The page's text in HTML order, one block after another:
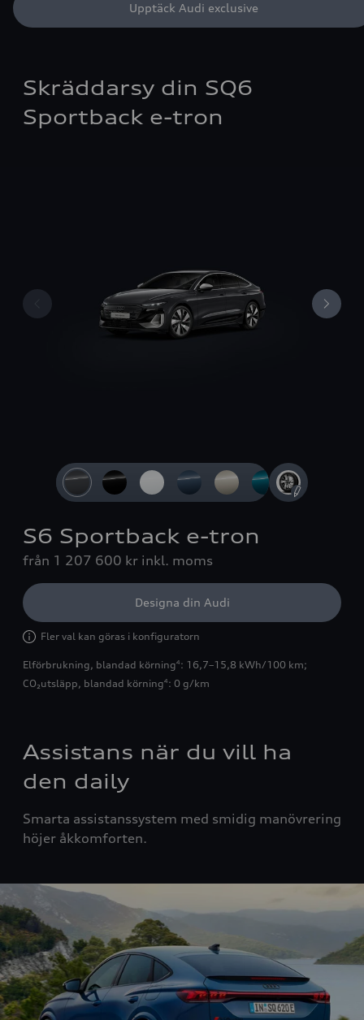
Upptäck Audi exclusive
Skräddarsy din SQ6
Sportback e-tron
S6 Sportback e-tron
från 1 207 600 kr inkl. moms
Designa din Audi
Fler val kan göras i konfiguratorn
Elförbrukning, blandad körning4 : 16,7–15,8 kWh/100 km;
CO₂utsläpp, blandad körning4 : 0 g/km
Assistans när du vill ha
den daily
Smarta assistanssystem med smidig manövrering
höjer åkkomforten.